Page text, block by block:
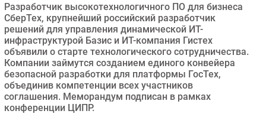
Инновации
CIO/Управление ИТ
Гаджеты
Здоровье
РАЗДЕЛЫ
Разработчик высокотехнологичного ПО для бизнеса
СберТех, крупнейший российский разработчик
решений для управления динамической ИТ-
инфраструктурой Базис и ИТ-компания Гистех
объявили о старте технологического сотрудничества.
Компании займутся созданием единого конвейера
безопасной разработки для платформы ГосТех,
объединив компетенции всех участников
соглашения. Меморандум подписан в рамках
конференции ЦИПР.